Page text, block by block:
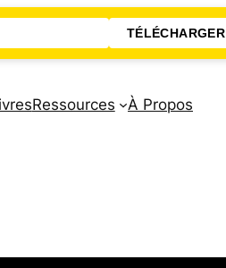
TÉLÉCHARGER
Ressources À Propos